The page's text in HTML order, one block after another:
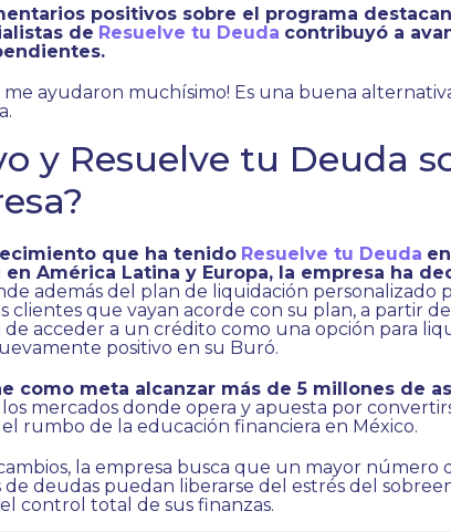
positivos sobre el programa
de Resuelve tu Deuda contribuyó a
me ayudaron muchísimo! Es una buena
y Resuelve tu Deuda
que ha tenido Resuelve tu Deuda
en América Latina y Europa, la empresa ha
además del plan de liquidación personalizado
clientes que vayan acorde con su plan, a partir
acceder a un crédito como una opción para
positivo en su Buró.
como meta alcanzar más de 5 millones de
los mercados donde opera y apuesta por
rumbo de la educación financiera en México.
la empresa busca que un mayor número
de deudas puedan liberarse del estrés del
control total de sus finanzas.